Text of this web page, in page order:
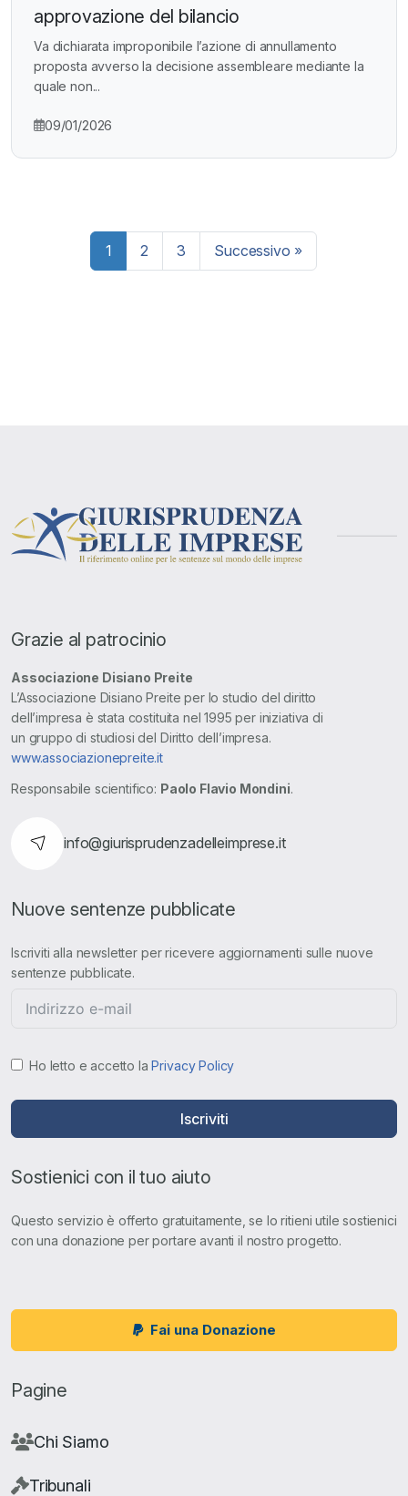
approvazione del bilancio
Va dichiarata improponibile l’azione di annullamento
proposta avverso la decisione assembleare mediante la
quale non...
09/01/2026
Paginazione
1 2 3 Successivo »
Grazie al patrocinio
Associazione Disiano Preite
L’Associazione Disiano Preite per lo studio del diritto
dell’impresa è stata costituita nel 1995 per iniziativa di
un gruppo di studiosi del Diritto dell’impresa.
www.associazionepreite.it
Responsabile scientifico: Paolo Flavio Mondini.
info@giurisprudenzadelleimprese.it
Nuove sentenze pubblicate
Iscriviti alla newsletter per ricevere aggiornamenti sulle nuove
sentenze pubblicate.
Ho letto e accetto laPrivacy Policy
Iscriviti
Sostienici con il tuo aiuto
Questo servizio è offerto gratuitamente, se lo ritieni utile sostienici
con una donazione per portare avanti il nostro progetto.
Fai una Donazione
Pagine
Chi Siamo
Tribunali